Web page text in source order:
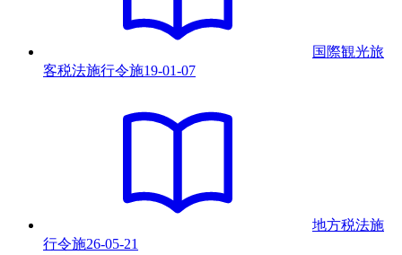
国際観光旅
客税法施行令施19-01-07
地方税法施
行令施26-05-21